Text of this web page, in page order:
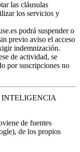
las cláusulas
los servicios y
podrá suspender o
previo aviso el acceso
indemnización.
de actividad, se
por suscripciones no
INTELIGENCIA
de fuentes
de los propios